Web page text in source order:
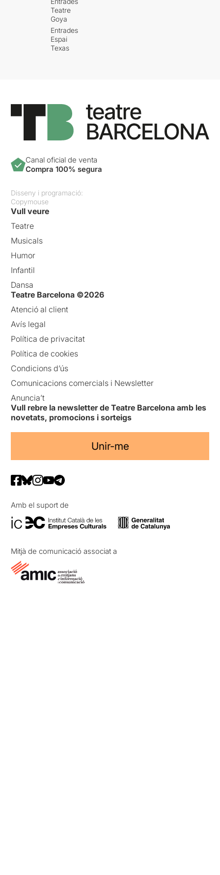
Teatre
Goya
Entrades
Espai
Texas
Canal oficial de venta
Compra 100% segura
Disseny i programació:
Copymouse
Vull veure
Teatre
Musicals
Humor
Infantil
Dansa
Teatre Barcelona ©2026
Atenció al client
Avís legal
Política de privacitat
Política de cookies
Condicions d’ús
Comunicacions comercials i Newsletter
Anuncia’t
Vull rebre la newsletter de Teatre Barcelona amb les
novetats, promocions i sorteigs
Unir-me
Amb el suport de
Mitjà de comunicació associat a